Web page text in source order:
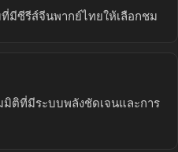
มีซีรีส์จีนพากย์ไทยให้เลือกชม
ติที่มีระบบพลังชัดเจนและการ